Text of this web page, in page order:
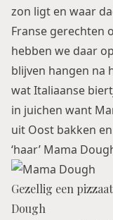
zon ligt en waar
Franse gerechten
hebben we daar
blijven hangen na
wat Italiaanse
in juichen want
uit Oost bakken
‘haar’ Mama
Gezellig een
Dough